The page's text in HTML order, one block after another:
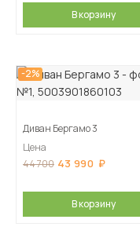
В корзину
-2%
Диван Бергамо 3
Цена
44 700 43 990
В корзину